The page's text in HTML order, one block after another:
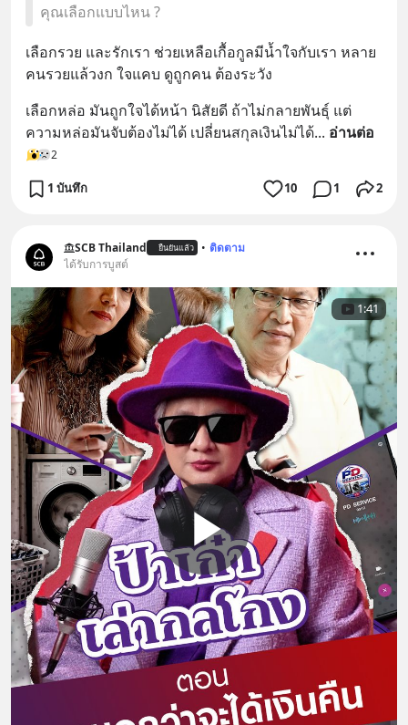
คุณเลือกแบบไหน ?
เลือกรวย และรักเรา ช่วยเหลือเกื้อกูลมีน้ำใจกับเรา หลาย
คนรวยแล้วงก ใจแคบ ดูถูกคน ต้องระวัง
เลือกหล่อ มันถูกใจได้หน้า นิสัยดี ถ้าไม่กลายพันธุ์ แต่
ความหล่อมันจับต้องไม่ได้ เปลี่ยนสกุลเงินไม่ได้... อ่านต่อ
2
1 บันทึก 10 1 2
SCB Thailand ยืนยันแล้ว • ติดตาม
ได้รับการบูสต์
1:41